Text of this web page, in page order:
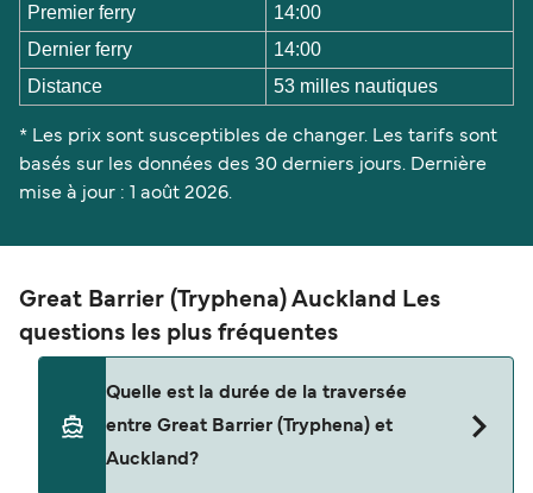
Premier ferry
14:00
Dernier ferry
14:00
Distance
53 milles nautiques
* Les prix sont susceptibles de changer. Les tarifs sont
basés sur les données des 30 derniers jours. Dernière
mise à jour : 1 août 2026.
Great Barrier (Tryphena) Auckland Les
questions les plus fréquentes
Quelle est la durée de la traversée
entre Great Barrier (Tryphena) et
Auckland?